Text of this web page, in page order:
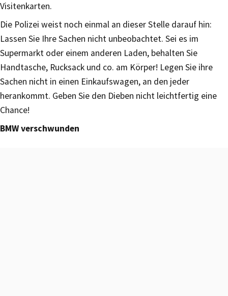
Visitenkarten.
Die Polizei weist noch einmal an dieser Stelle darauf hin:
Lassen Sie Ihre Sachen nicht unbeobachtet. Sei es im
Supermarkt oder einem anderen Laden, behalten Sie
Handtasche, Rucksack und co. am Körper! Legen Sie ihre
Sachen nicht in einen Einkaufswagen, an den jeder
herankommt. Geben Sie den Dieben nicht leichtfertig eine
Chance!
BMW verschwunden